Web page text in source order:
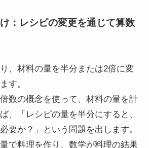
：レシピの変更を通じて算数
、材料の量を半分または2倍に変
す。
数の概念を使って、材料の量を計
、「レシピの量を半分にすると、
要か？」という問題を出します。
で料理を作り、数学が料理の結果